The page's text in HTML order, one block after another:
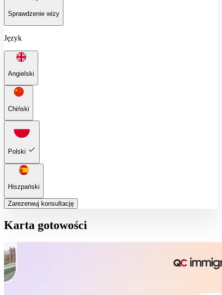
Sprawdzenie wizy
Język
Angielski
Chiński
Polski
Hiszpański
Zarezerwuj konsultację
Karta gotowości